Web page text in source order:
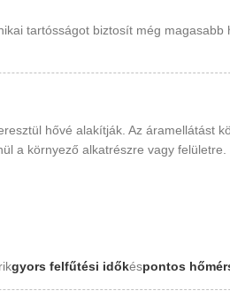
tartósságot biztosít még magasabb
hővé alakítják. Az áramellátást
a környező alkatrészre vagy felületre.
gyors felfűtési időkéspontos